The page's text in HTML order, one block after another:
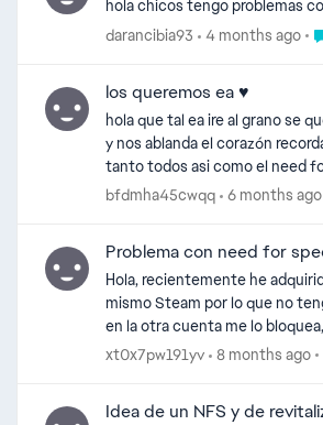
hola chicos tengo problemas
darancibia93
4 months ago
los queremos ea ♥️
hola que tal ea ire al grano se
y nos ablanda el corazón
tanto todos asi como el need
nos entiendan a toda la
muy buenas tardes
bfdmha45cwqq 6 months ago
Problema con need for
Hola, recientemente he
mismo Steam por lo que no
en la otra cuenta me lo
xt0x7pw191yv 8 months ago
Idea de un NFS y de